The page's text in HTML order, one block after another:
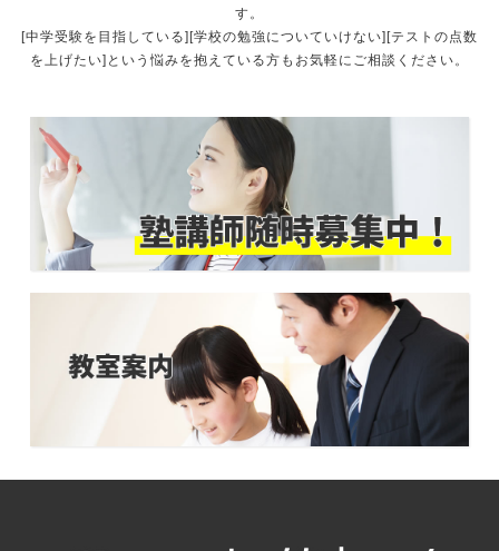
す。
[中学受験を目指している][学校の勉強についていけない][テストの点数
を上げたい]という悩みを抱えている方もお気軽にご相談ください。